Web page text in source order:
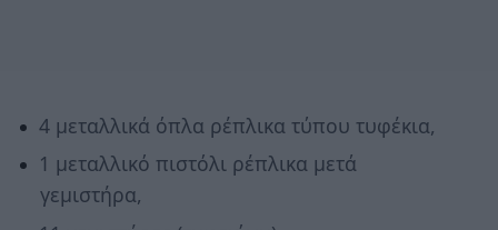
4 μεταλλικά όπλα ρέπλικα τύπου τυφέκια,
1 μεταλλικό πιστόλι ρέπλικα μετά
γεμιστήρα,